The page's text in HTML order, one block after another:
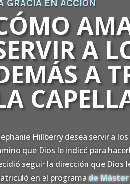
GRACIA EN ACCIÓN
A
A
Hillberry desea servir a
que Dios le indicó para
seguir la dirección que Dios
en el programade